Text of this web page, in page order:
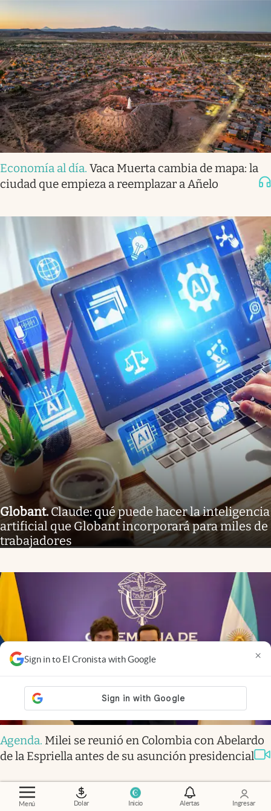
Menú Dolar Inicio Alertas Ingresar
Sign in to El Cronista with Google ×
Economía al día. Vaca Muerta cambia de mapa: la
ciudad que empieza a reemplazar a Añelo
Globant.Claude: qué puede hacer la inteligencia
artificial que Globant incorporará para miles de
trabajadores
Agenda. Milei se reunió en Colombia con Abelardo
de la Espriella antes de su asunción presidencial